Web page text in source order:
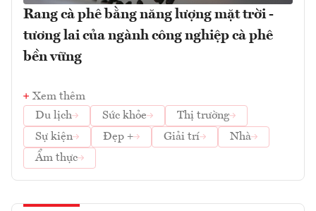
Rang cà phê bằng năng lượng mặt trời -
tương lai của ngành công nghiệp cà phê
bền vững
Xem thêm
Du lịch
Sức khỏe
Thị trường
Sự kiện
Đẹp + Giải trí
Nhà
Ẩm thực